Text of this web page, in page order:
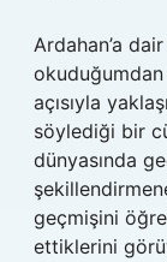
Ardahan’a
açısıyla
söylediği bir
dünyasında
geçmişini
ettiklerini